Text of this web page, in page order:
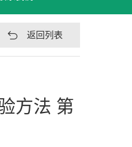
返回列表
方法 第